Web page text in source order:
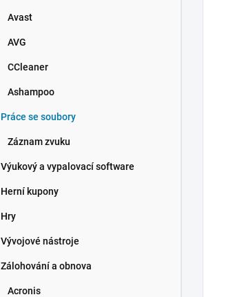
Avast
AVG
CCleaner
Ashampoo
Práce se soubory
Záznam zvuku
Výukový a vypalovací software
Herní kupony
Hry
Vývojové nástroje
Zálohování a obnova
Acronis